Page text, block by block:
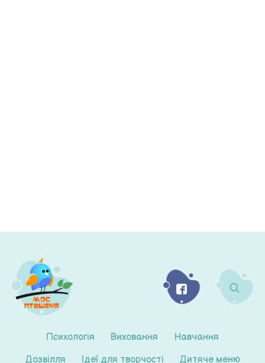
Психологія Виховання
Навчання
Дозвілля
Ідеї для творчості Дитяче меню